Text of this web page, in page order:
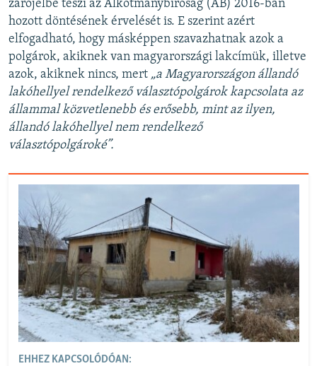
zárójelbe teszi az Alkotmánybíróság (AB) 2016-ban
hozott döntésének érvelését is. E szerint azért
elfogadható, hogy másképpen szavazhatnak azok a
polgárok, akiknek van magyarországi lakcímük, illetve
azok, akiknek nincs, mert „a Magyarországon állandó
lakóhellyel rendelkező választópolgárok kapcsolata az
állammal közvetlenebb és erősebb, mint az ilyen,
állandó lakóhellyel nem rendelkező
választópolgároké”.
EHHEZ KAPCSOLÓDÓAN: